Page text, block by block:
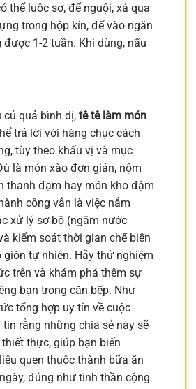
thể luộc sơ, để nguội, xả qua
trong hộp kín, để vào ngăn
được 1-2 tuần. Khi dùng, nấu
quả bình dị, tê tê làm món
trả lời với hàng chục cách
tùy theo khẩu vị và mục
là món xào đơn giản, nộm
thanh đạm hay món kho đậm
công vẫn là việc nắm
xử lý sơ bộ (ngâm nước
kiểm soát thời gian chế biến
tự nhiên. Hãy thử nghiệm
trên và khám phá thêm sự
bạn trong căn bếp. Như
tổng hợp uy tín về cuộc
rằng những chia sẻ này sẽ
thực, giúp bạn biến
quen thuộc thành bữa ăn
đúng như tinh thần cộng